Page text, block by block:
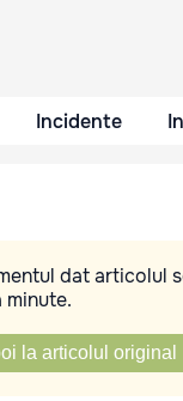
Incidente
dat articolul
minute.
la articolul original